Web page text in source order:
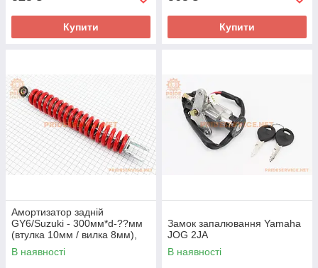
Купити Купити
Амортизатор задній
GY6/Suzuki - 300мм*d-??мм
(втулка 10мм / вилка 8мм),
червоний
В наявності
Замок запалювання Yamaha
JOG 2JA
В наявності